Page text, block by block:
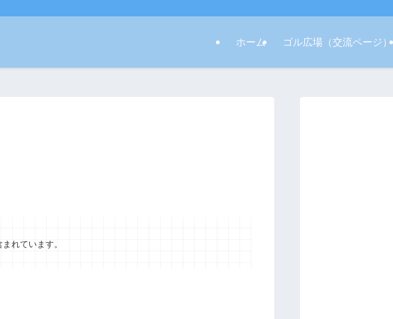
ホーム ゴル広場（交流ページ）
れています。